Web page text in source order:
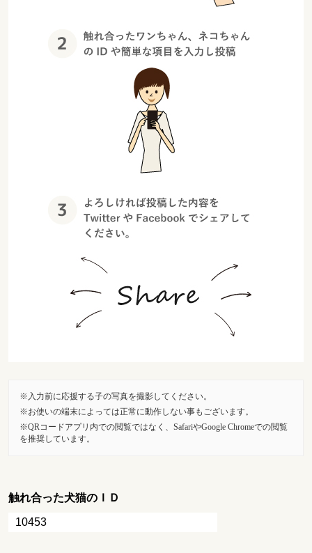
入力前に応援する子の写真を撮影してください。
お使いの端末によっては正常に動作しない事もございます。
QRコードアプリ内での閲覧ではなく、SafariやGoogle Chromeでの閲覧
を推奨しています。
触れ合った犬猫のＩＤ